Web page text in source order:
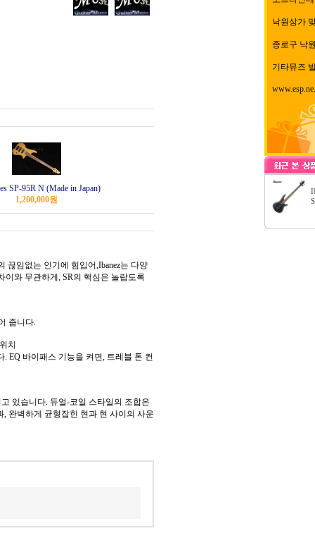
SP-95R N (Made in Japan)
1,200,000원
끊임없는 인기에 힘입어,Ibanez는 다양
와 무관하게, SR의 핵심은 놀랍도록
줍니다.
치
EQ 바이패스 기능을 켜면, 트레블 톤 컨
있습니다. 듀얼-코일 스타일의 조합은
완벽하게 균형잡힌 현과 현 사이의 사운
낙원상가
종로구 낙
기타뮤즈